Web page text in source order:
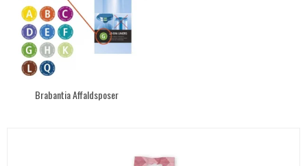
Brabantia Affaldsposer